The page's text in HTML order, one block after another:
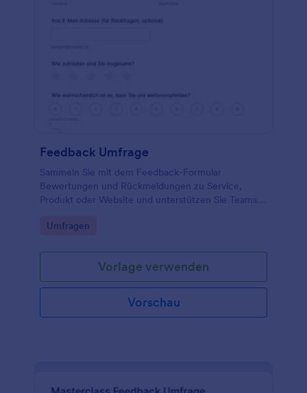
Feedback Umfrage
Sammeln Sie mit dem Feedback-Formular
Bewertungen und Rückmeldungen zu Service,
Produkt oder Website und unterstützen Sie Teams
Verbesserungen schneller umzusetzen.
Go to Category:
Umfragen
Vorlage verwenden
Vorschau